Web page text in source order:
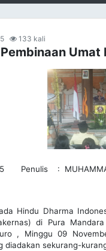
133 kali
Penulis :
Hindu Dharma
di Pura
, Minggu 09
diadakan sekurang-